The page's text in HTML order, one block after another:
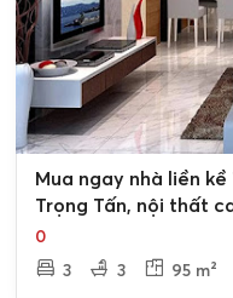
Mua ngay nhà liền
Trọng Tấn, nội thất
0
3
3 95 m²